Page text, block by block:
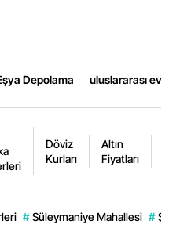
Depolama uluslararası
Döviz
Kurları
Altın
Fiyatları
# Süleymaniye Mahallesi #